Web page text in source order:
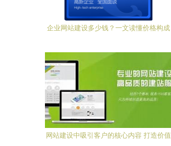
企业网站建设多少钱？一文读懂价格构成
网站建设中吸引客户的核心内容 打造价值